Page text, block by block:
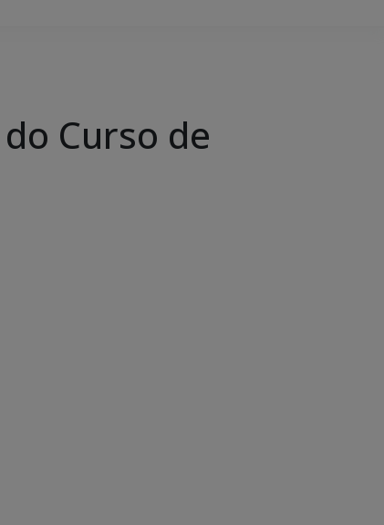
Curso de